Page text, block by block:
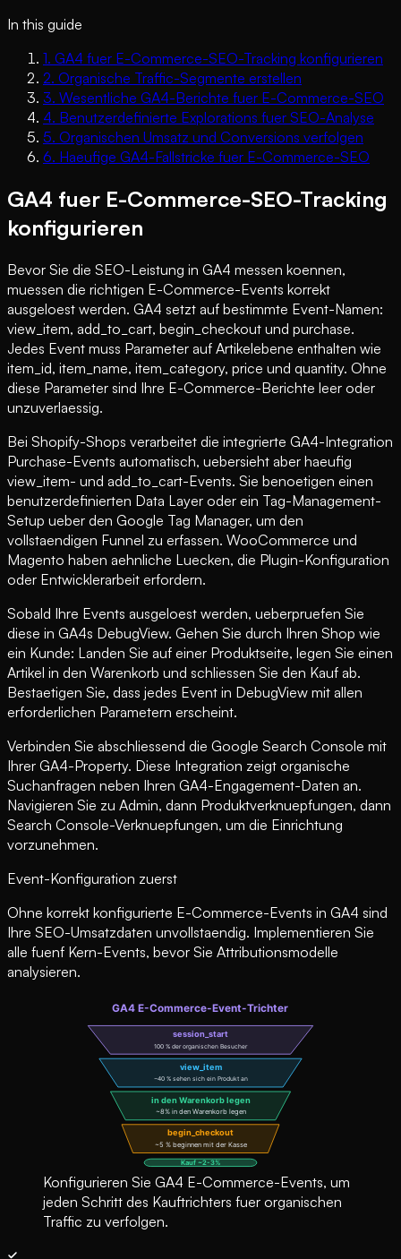
In this guide
1. GA4 fuer E-Commerce-SEO-Tracking konfigurieren
2. Organische Traffic-Segmente erstellen
3. Wesentliche GA4-Berichte fuer E-Commerce-SEO
4. Benutzerdefinierte Explorations fuer SEO-Analyse
5. Organischen Umsatz und Conversions verfolgen
6. Haeufige GA4-Fallstricke fuer E-Commerce-SEO
GA4 fuer E-Commerce-SEO-Tracking
konfigurieren
Bevor Sie die SEO-Leistung in GA4 messen koennen,
muessen die richtigen E-Commerce-Events korrekt
ausgeloest werden. GA4 setzt auf bestimmte Event-Namen:
view_item, add_to_cart, begin_checkout und purchase.
Jedes Event muss Parameter auf Artikelebene enthalten wie
item_id, item_name, item_category, price und quantity. Ohne
diese Parameter sind Ihre E-Commerce-Berichte leer oder
unzuverlaessig.
Bei Shopify-Shops verarbeitet die integrierte GA4-Integration
Purchase-Events automatisch, uebersieht aber haeufig
view_item- und add_to_cart-Events. Sie benoetigen einen
benutzerdefinierten Data Layer oder ein Tag-Management-
Setup ueber den Google Tag Manager, um den
vollstaendigen Funnel zu erfassen. WooCommerce und
Magento haben aehnliche Luecken, die Plugin-Konfiguration
oder Entwicklerarbeit erfordern.
Sobald Ihre Events ausgeloest werden, ueberpruefen Sie
diese in GA4s DebugView. Gehen Sie durch Ihren Shop wie
ein Kunde: Landen Sie auf einer Produktseite, legen Sie einen
Artikel in den Warenkorb und schliessen Sie den Kauf ab.
Bestaetigen Sie, dass jedes Event in DebugView mit allen
erforderlichen Parametern erscheint.
Verbinden Sie abschliessend die Google Search Console mit
Ihrer GA4-Property. Diese Integration zeigt organische
Suchanfragen neben Ihren GA4-Engagement-Daten an.
Navigieren Sie zu Admin, dann Produktverknuepfungen, dann
Search Console-Verknuepfungen, um die Einrichtung
vorzunehmen.
Event-Konfiguration zuerst
Ohne korrekt konfigurierte E-Commerce-Events in GA4 sind
Ihre SEO-Umsatzdaten unvollstaendig. Implementieren Sie
alle fuenf Kern-Events, bevor Sie Attributionsmodelle
analysieren.
Konfigurieren Sie GA4 E-Commerce-Events, um
jeden Schritt des Kauftrichters fuer organischen
Traffic zu verfolgen.